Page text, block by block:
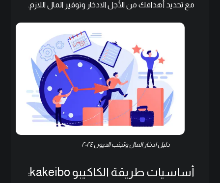
مع تحديد أهدافك من الأجل الادخار وتوفير المال اللازم.
دليل ادخار المال وتجنب الديون ٢٠٢٤
أساسيات طريقة الكاكيبو kakeibo: